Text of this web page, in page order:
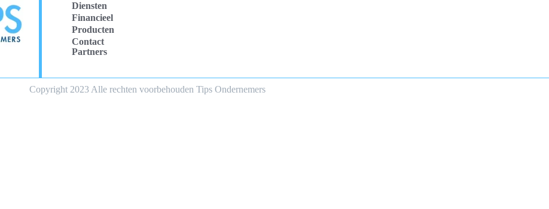
Diensten
Financieel
Producten
Contact
Partners
Copyright 2023 Alle rechten voorbehouden Tips Ondernemers